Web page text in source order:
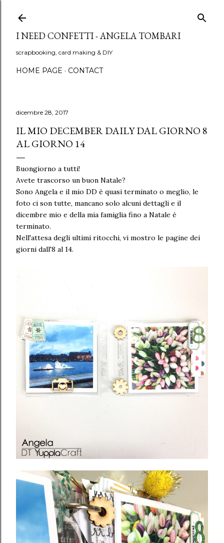
I NEED CONFETTI - ANGELA TOMBARI
scrapbooking, card making & DIY
HOME PAGE CONTACT
dicembre 28, 2017
IL MIO DECEMBER DAILY DAL GIORNO 8
AL GIORNO 14
Buongiorno a tutti!
Avete trascorso un buon Natale?
Sono Angela e il mio DD è quasi terminato o meglio, le
foto ci son tutte, mancano solo alcuni dettagli e il
dicembre mio e della mia famiglia fino a Natale è
terminato.
Nell'attesa degli ultimi ritocchi, vi mostro le pagine dei
giorni dall'8 al 14.